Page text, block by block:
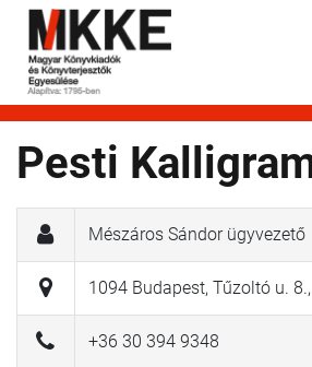
Pesti
Mészáros Sándor ügyvezető
1094 Budapest, Tűzoltó u.
+36 30 394 9348